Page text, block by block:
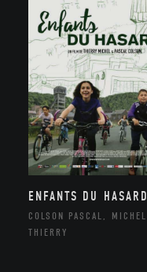
ENFANTS DU HASARD
COLSON PASCAL, MICHEL
THIERRY